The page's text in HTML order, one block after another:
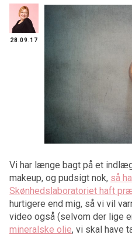
28.09.17
Vi har længe bagt på et
makeup, og pudsigt nok, så
Skønhedslaboratoriet haft
hurtigere end mig, så vi vil
video også (selvom der lige
mineralske olie, vi skal have